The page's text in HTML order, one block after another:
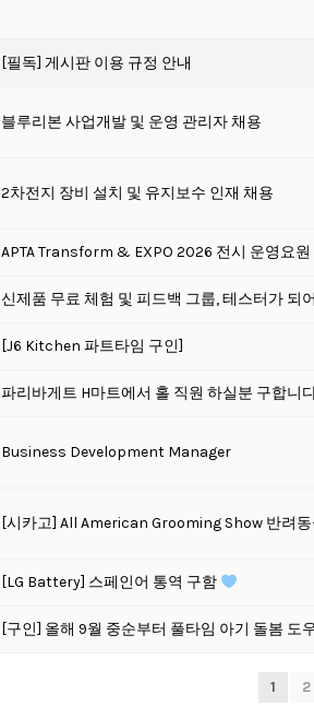
[필독] 게시판 이용 규정 안내
블루리본 사업개발 및 운영 관리자 채용
2차전지 장비 설치 및 유지보수 인재 채용
APTA Transform & EXPO 2026 전시 운영요원
신제품 무료 체험 및 피드백 그룹, 테스터가 되
[J6 Kitchen 파트타임 구인]
파리바게트 H마트에서 홀 직원 하실분 구합니
Business Development Manager
[시카고] All American Grooming Show 반려
[LG Battery] 스페인어 통역 구함
[구인] 올해 9월 중순부터 풀타임 아기 돌봄 도
1 2